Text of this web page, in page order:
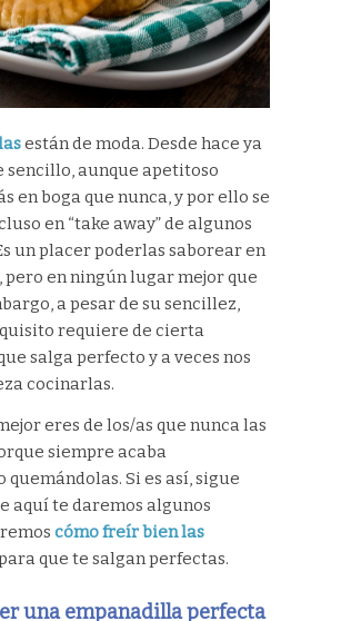
están de moda. Desde hace ya
sencillo, aunque apetitoso
en boga que nunca, y por ello se
en “take away” de algunos
un placer poderlas saborear en
en ningún lugar mejor que
a pesar de su sencillez,
requiere de cierta
salga perfecto y a veces nos
cocinarlas.
eres de los/as que nunca las
siempre acaba
Si es así, sigue
aquí te daremos algunos
cómo freír bien las
que te salgan perfectas.
una empanadilla perfecta